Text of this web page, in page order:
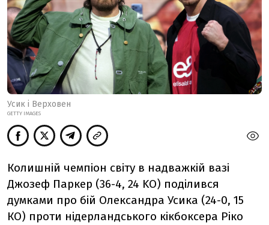
Усик і Верховен
GETTY IMAGES
Колишній чемпіон світу в надважкій вазі
Джозеф Паркер (36-4, 24 KO) поділився
думками про бій Олександра Усика (24-0, 15
КО) проти нідерландського кікбоксера Ріко